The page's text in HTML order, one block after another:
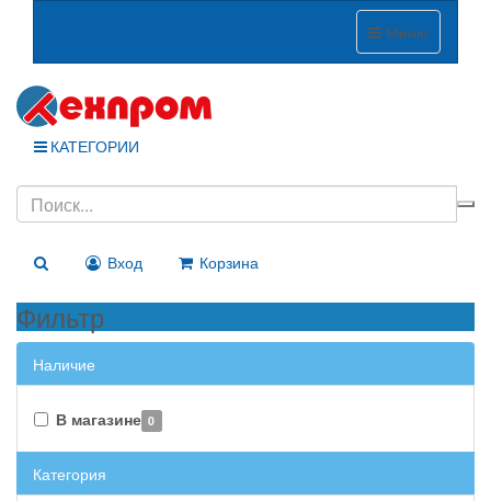
Меню
КАТЕГОРИИ
Вход Корзина
Фильтр
Наличие
В магазине 0
Категория